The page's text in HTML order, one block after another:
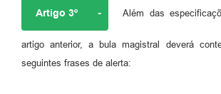
Artigo 3º - Além das
artigo anterior, a bula magistral deverá
seguintes frases de alerta: